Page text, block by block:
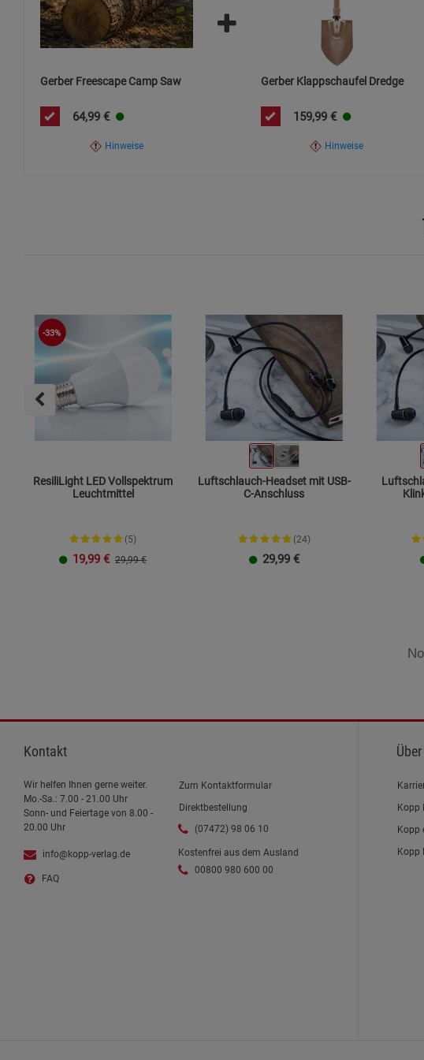
Gerber Freescape Camp Saw
64,99 €
Hinweise
Gerber Klappschaufel Dredge
159,99 €
Hinweise
-33%
ResiliLight LED Vollspektrum
Leuchtmittel
(5)
19,99 € 29,99 €
Luftschlauch-Headset mit USB-
C-Anschluss
(24)
29,99 €
Kontakt
Wir helfen Ihnen gerne weiter.
Mo.-Sa.: 7.00 - 21.00 Uhr
Sonn- und Feiertage von 8.00 -
20.00 Uhr
info@kopp-verlag.de
FAQ
Zum Kontaktformular
Direktbestellung
(07472) 98 06 10
Kostenfrei aus dem Ausland
00800 980 600 00
Kopp
Kopp
Kopp